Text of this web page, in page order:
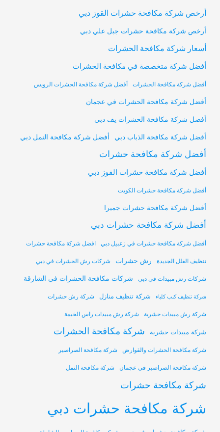
أرخص شركة مكافحة حشرات القوز دبي
أرخص شركة مكافحة حشرات جبل علي دبي
أسعار شركة مكافحة الحشرات
أفضل شركة متخصصة في مكافحة الحشرات
أفضل شركة مكافحة الحشرات أفضل شركة مكافحة الحشرات الرويس
أفضل شركة مكافحة الحشرات في عجمان
أفضل شركة مكافحة الحشرات يف دبي
أفضل شركة مكافحة الذباب دبي أفضل شركة مكافحة النمل دبي
أفضل شركة مكافحة حشرات
أفضل شركة مكافحة حشرات القوز دبي
أفضل شركة مكافحة حشرات الكويت
أفضل شركة مكافحة حشرات جميرا
أفضل شركة مكافحة حشرات دبي
أفضل شركة مكافحة حشرات في زعبيل دبي افضل شركة مكافحة حشرات
تنظيف الفلل الجديدة رش حشرات شركات رش الحشرات في دبي
شركات رش مبيدات في دبي شركات مكافحة الحشرات في الشارقة
شركة تنظيف كنب كلباء شركة تنظيف منازل شركة رش حشرات
شركة رش مبيدات حشرية شركة رش مبيدات راس الخيمة
شركة مبيدات حشرية شركة مكافحة الحشرات
شركة مكافحة الحشرات والقوارض شركة مكافحة الصراصير
شركة مكافحة الصراصير في عجمان شركة مكافحة النمل
شركة مكافحة حشرات
شركة مكافحة حشرات دبي